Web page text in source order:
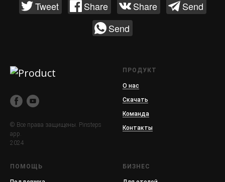
Tweet Share Share
Send
Send
© Все права защищены. Pinsteps
app.
2024
ПРОДУКТ
О нас
Скачать
Команда
Контакты
ПОМОЩЬ БИЗНЕС